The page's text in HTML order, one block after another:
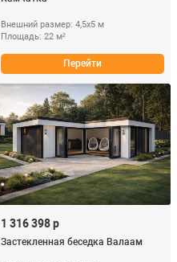
Внешний размер: 4,5х5 м
Площадь: 22 м²
Перейти
1 316 398 р
Застекленная беседка Валаам